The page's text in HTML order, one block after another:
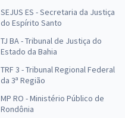
SEJUS ES - Secretaria da Justiça
do Espírito Santo
TJ BA - Tribunal de Justiça do
Estado da Bahia
TRF 3 - Tribunal Regional Federal
da 3ª Região
MP RO - Ministério Público de
Rondônia